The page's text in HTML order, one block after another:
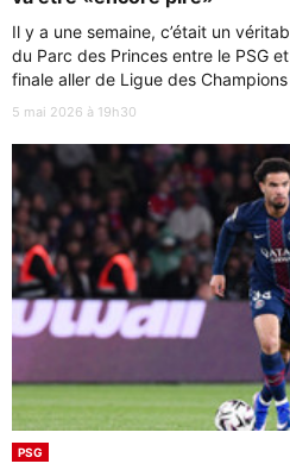
Il y a une semaine, c’était un
du Parc des Princes entre le PSG
finale aller de Ligue des Champions
5 mai 2026 à 19h30
PSG